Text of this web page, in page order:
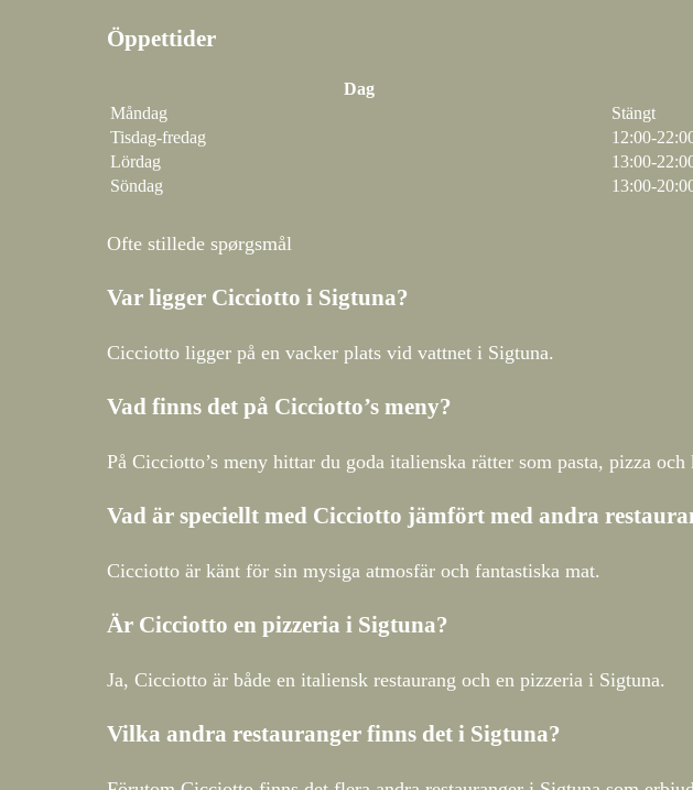
Öppettider
Dag
Måndag
Stängt
Tisdag-fredag
12:00-
Lördag
13:00-
Söndag
13:00-
Ofte stillede spørgsmål
Var ligger Cicciotto i Sigtuna?
Cicciotto ligger på en vacker plats vid vattnet i Sigtuna.
Vad finns det på Cicciotto’s meny?
På Cicciotto’s meny hittar du goda italienska rätter som pasta, pizza och
Vad är speciellt med Cicciotto jämfört med andra
Cicciotto är känt för sin mysiga atmosfär och fantastiska mat.
Är Cicciotto en pizzeria i Sigtuna?
Ja, Cicciotto är både en italiensk restaurang och en pizzeria i Sigtuna.
Vilka andra restauranger finns det i Sigtuna?